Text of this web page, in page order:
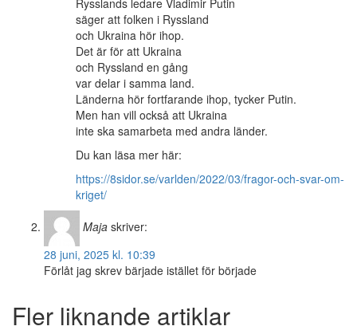
Rysslands ledare Vladimir Putin
säger att folken i Ryssland
och Ukraina hör ihop.
Det är för att Ukraina
och Ryssland en gång
var delar i samma land.
Länderna hör fortfarande ihop, tycker Putin.
Men han vill också att Ukraina
inte ska samarbeta med andra länder.
Du kan läsa mer här:
https://8sidor.se/varlden/2022/03/fragor-och-svar-om-
kriget/
Maja skriver:
28 juni, 2025 kl. 10:39
Förlåt jag skrev bärjade istället för började
Fler liknande artiklar